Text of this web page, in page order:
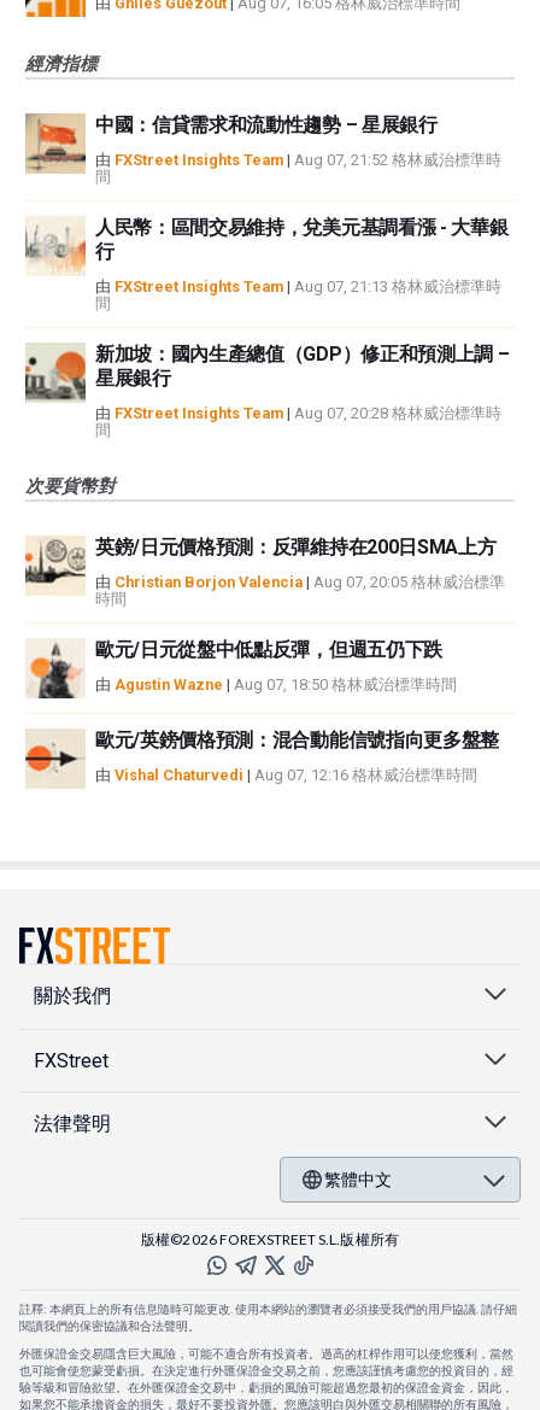
經濟指標
中國：信貸需求和流動性趨勢 – 星展銀行
由 FXStreet Insights Team | Aug 07, 21:52 格林威治標準時
間
人民幣：區間交易維持，兌美元基調看漲 - 大華銀
行
由 FXStreet Insights Team | Aug 07, 21:13 格林威治標準時
間
新加坡：國內生產總值（GDP）修正和預測上調 –
星展銀行
由 FXStreet Insights Team | Aug 07, 20:28 格林威治標準時
間
次要貨幣對
英鎊/日元價格預測：反彈維持在200日SMA上方
由 Christian Borjon Valencia | Aug 07, 20:05 格林威治標準
時間
歐元/日元從盤中低點反彈，但週五仍下跌
由 Agustin Wazne | Aug 07, 18:50 格林威治標準時間
歐元/英鎊價格預測：混合動能信號指向更多盤整
由 Vishal Chaturvedi | Aug 07, 12:16 格林威治標準時間
關於我們
FXStreet
法律聲明
繁體中文
版權©2026 FOREXSTREET S.L.版權所有
註釋: 本網頁上的所有信息隨時可能更改. 使用本網站的瀏覽者必須接受我們的用戶協議. 請仔細
閱讀我們的保密協議和合法聲明。
外匯保證金交易隱含巨大風險，可能不適合所有投資者。過高的杠桿作用可以使您獲利，當然
也可能會使您蒙受虧損。在決定進行外匯保證金交易之前，您應該謹慎考慮您的投資目的，經
驗等級和冒險欲望。在外匯保證金交易中，虧損的風險可能超過您最初的保證金資金，因此，
如果您不能承擔資金的損失，最好不要投資外匯。您應該明白與外匯交易相關聯的所有風險，